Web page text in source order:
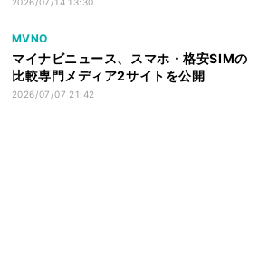
MVNO
マイナビニュース、スマホ・格安SIMの
比較専門メディア2サイトを公開
2026/07/07 21:42